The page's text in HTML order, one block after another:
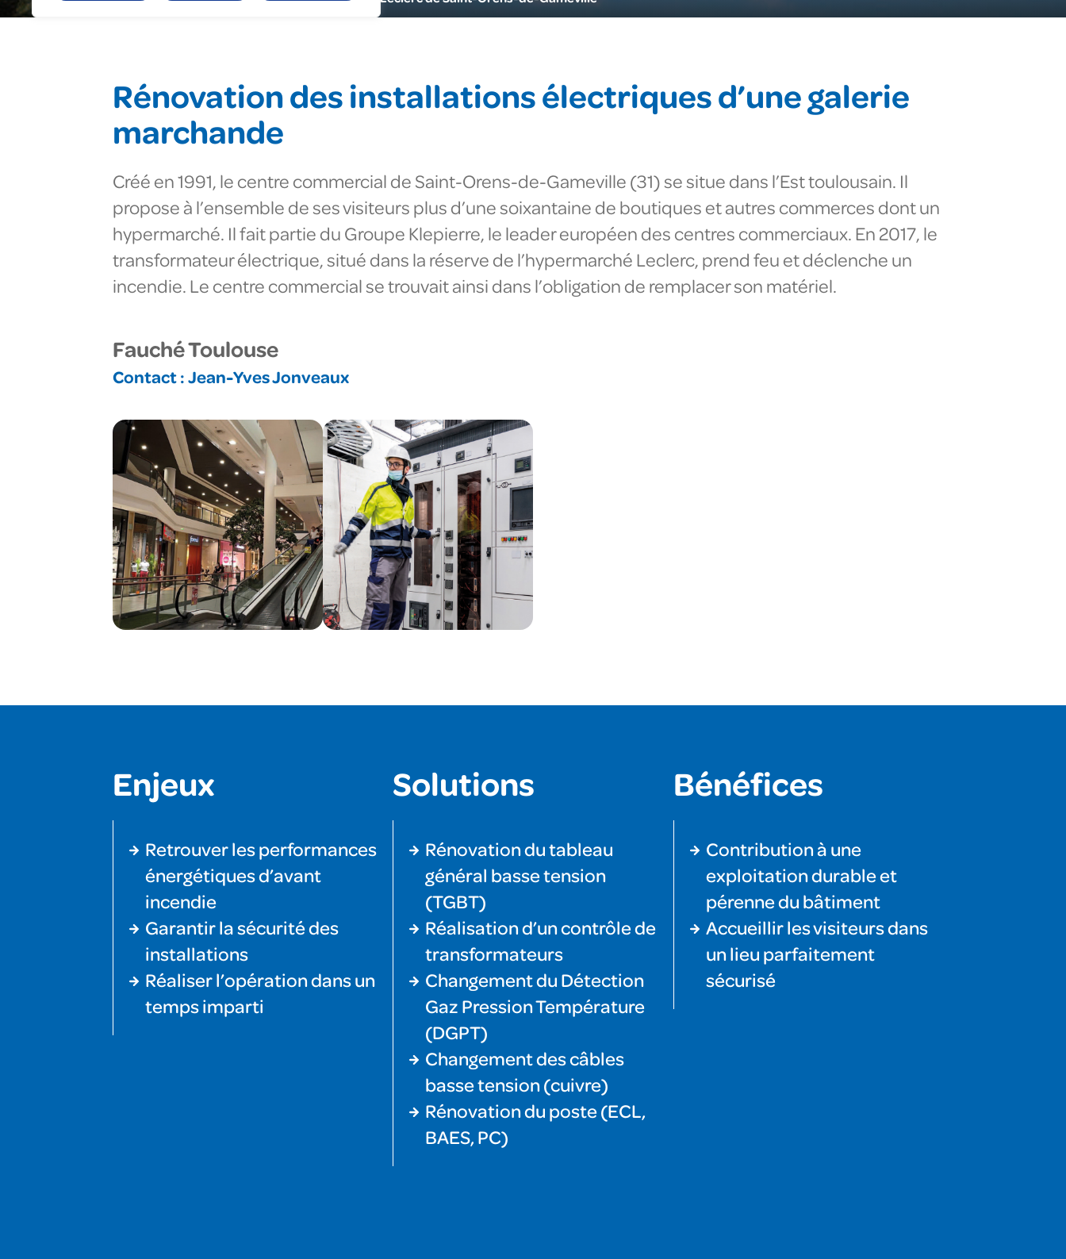
Génie climatique
Engagements RSE
Rénovation des installations électriques d’une galerie
marchande
Créé en 1991, le centre commercial de Saint-Orens-de-Gameville (31) se situe dans l’Est toulousain. Il
propose à l’ensemble de ses visiteurs plus d’une soixantaine de boutiques et autres commerces dont un
hypermarché. Il fait partie du Groupe Klepierre, le leader européen des centres commerciaux. En 2017, le
transformateur électrique, situé dans la réserve de l’hypermarché Leclerc, prend feu et déclenche un
incendie. Le centre commercial se trouvait ainsi dans l’obligation de remplacer son matériel.
Fauché Toulouse
Contact :Jean-Yves Jonveaux
Enjeux
Retrouver les performances
énergétiques d’avant
incendie
Garantir la sécurité des
installations
Réaliser l’opération dans un
temps imparti
Solutions
Rénovation du tableau
général basse tension
(TGBT)
Réalisation d’un contrôle de
transformateurs
Changement du Détection
Gaz Pression Température
(DGPT)
Changement des câbles
basse tension (cuivre)
Rénovation du poste (ECL,
BAES, PC)
Bénéfices
Contribution à une
exploitation durable et
pérenne du bâtiment
Accueillir les visiteurs dans
un lieu parfaitement
sécurisé